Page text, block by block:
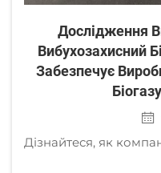
Дослідження
Вибухозахисний
Забезпечує